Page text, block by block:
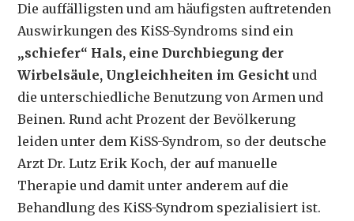
Die auffälligsten und am häufigsten auftretenden
Auswirkungen des KiSS-Syndroms sind ein
„schiefer“ Hals, eine Durchbiegung der
Wirbelsäule, Ungleichheiten im Gesicht und
die unterschiedliche Benutzung von Armen und
Beinen. Rund acht Prozent der Bevölkerung
leiden unter dem KiSS-Syndrom, so der deutsche
Arzt Dr. Lutz Erik Koch, der auf manuelle
Therapie und damit unter anderem auf die
Behandlung des KiSS-Syndrom spezialisiert ist.